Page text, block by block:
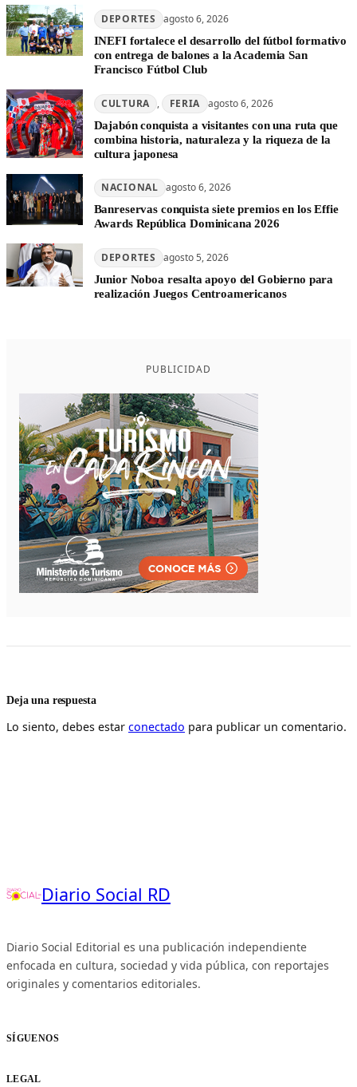
DEPORTES agosto 6, 2026
INEFI fortalece el desarrollo del fútbol formativo
con entrega de balones a la Academia San
Francisco Fútbol Club
CULTURA , FERIA agosto 6, 2026
Dajabón conquista a visitantes con una ruta que
combina historia, naturaleza y la riqueza de la
cultura japonesa
NACIONAL agosto 6, 2026
Banreservas conquista siete premios en los Effie
Awards República Dominicana 2026
DEPORTES agosto 5, 2026
Junior Noboa resalta apoyo del Gobierno para
realización Juegos Centroamericanos
PUBLICIDAD
Deja una respuesta
Lo siento, debes estar conectado para publicar un comentario.
Diario Social RD
Diario Social Editorial es una publicación independiente
enfocada en cultura, sociedad y vida pública, con reportajes
originales y comentarios editoriales.
SÍGUENOS
LEGAL